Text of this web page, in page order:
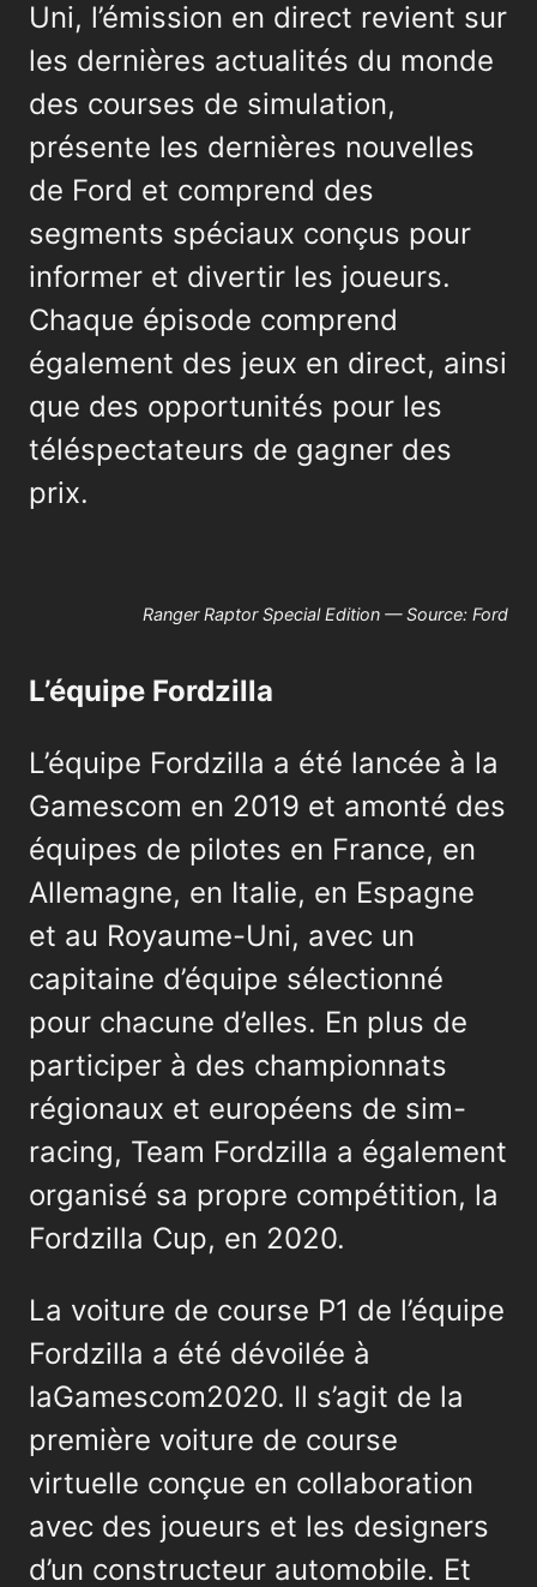
Uni, l’émission en direct revient sur
les dernières actualités du monde
des courses de simulation,
présente les dernières nouvelles
de Ford et comprend des
segments spéciaux conçus pour
informer et divertir les joueurs.
Chaque épisode comprend
également des jeux en direct, ainsi
que des opportunités pour les
téléspectateurs de gagner des
prix.
Ranger Raptor Special Edition — Source: Ford
L’équipe Fordzilla
L’équipe Fordzilla a été lancée à la
Gamescom en 2019 et amonté des
équipes de pilotes en France, en
Allemagne, en Italie, en Espagne
et au Royaume-Uni, avec un
capitaine d’équipe sélectionné
pour chacune d’elles. En plus de
participer à des championnats
régionaux et européens de sim-
racing, Team Fordzilla a également
organisé sa propre compétition, la
Fordzilla Cup, en 2020.
La voiture de course P1 de l’équipe
Fordzilla a été dévoilée à
laGamescom2020. Il s’agit de la
première voiture de course
virtuelle conçue en collaboration
avec des joueurs et les designers
d’un constructeur automobile. Et